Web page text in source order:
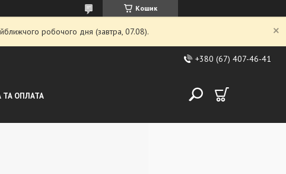
Кошик
робочого дня (завтра, 07.08).
+380 (67) 407-46-41
ТА ОПЛАТА